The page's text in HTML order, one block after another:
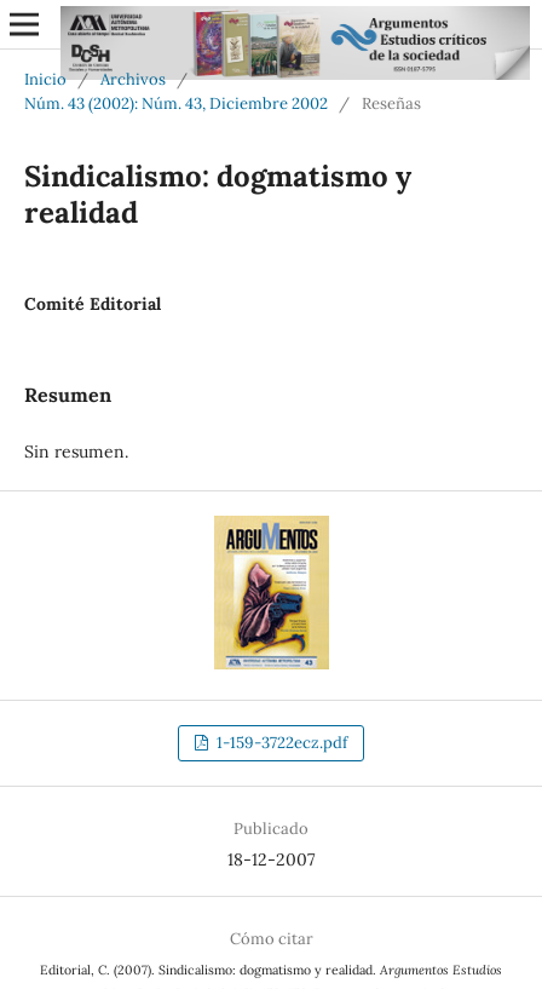
Inicio / Archivos /
Núm. 43 (2002): Núm. 43, Diciembre 2002
/ Reseñas
Sindicalismo: dogmatismo y
realidad
Comité Editorial
Resumen
Sin resumen.
1-159-3722ecz.pdf
Publicado
18-12-2007
Cómo citar
Editorial, C. (2007). Sindicalismo: dogmatismo y realidad. Argumentos Estudios